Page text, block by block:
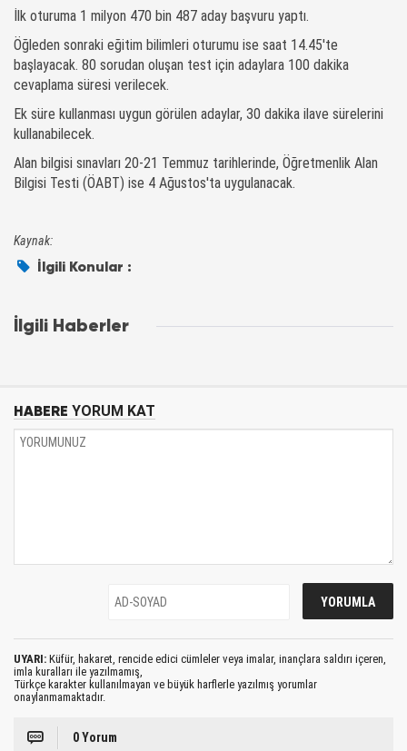
İlk oturuma 1 milyon 470 bin 487 aday başvuru yaptı.
Öğleden sonraki eğitim bilimleri oturumu ise saat 14.45'te
başlayacak. 80 sorudan oluşan test için adaylara 100 dakika
cevaplama süresi verilecek.
Ek süre kullanması uygun görülen adaylar, 30 dakika ilave sürelerini
kullanabilecek.
Alan bilgisi sınavları 20-21 Temmuz tarihlerinde, Öğretmenlik Alan
Bilgisi Testi (ÖABT) ise 4 Ağustos'ta uygulanacak.
Kaynak:
İlgili Konular :
İlgili Haberler
HABERE YORUM KAT
UYARI: Küfür, hakaret, rencide edici cümleler veya imalar, inançlara saldırı içeren,
imla kuralları ile yazılmamış,
Türkçe karakter kullanılmayan ve büyük harflerle yazılmış yorumlar
onaylanmamaktadır.
0 Yorum